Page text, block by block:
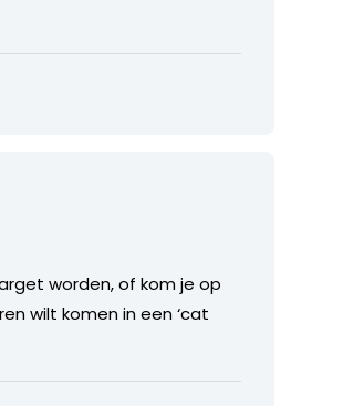
worden, of kom je op
wilt komen in een ‘cat